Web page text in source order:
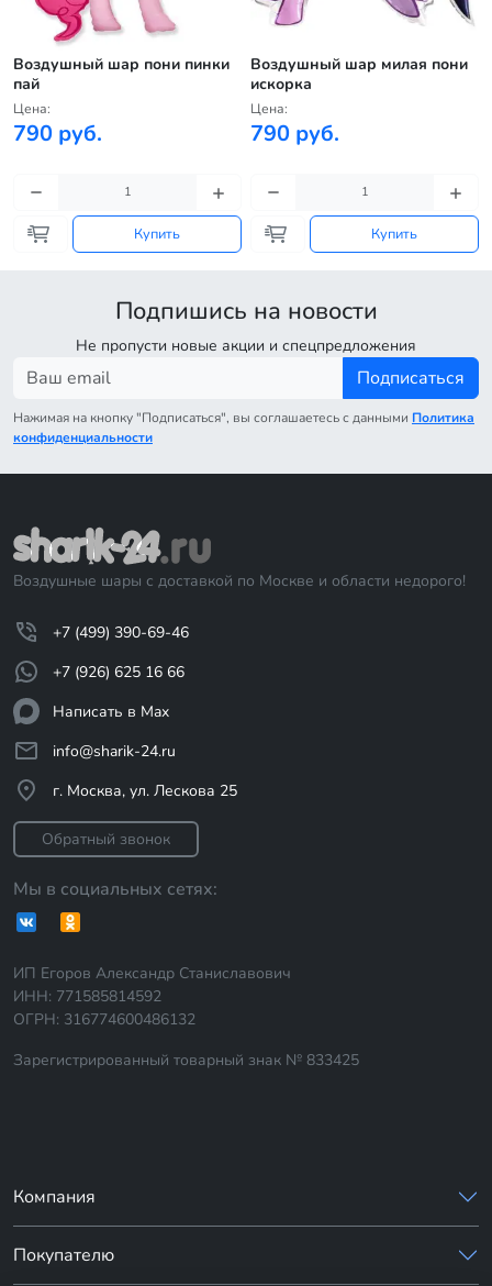
Воздушный шар пони пинки
пай
Цена:
790 руб.
Купить
Воздушный шар милая пони
искорка
Цена:
790 руб.
Купить
Подпишись на новости
Не пропусти новые акции и спецпредложения
Подписаться
Нажимая на кнопку "Подписаться", вы соглашаетесь с данными Политика
конфиденциальности
Воздушные шары с доставкой по Москве и области недорого!
+7 (499) 390-69-46
+7 (926) 625 16 66
Написать в Max
info@sharik-24.ru
г. Москва, ул. Лескова 25
Обратный звонок
Мы в социальных сетях:
ИП Егоров Александр Станиславович
ИНН: 771585814592
ОГРН: 316774600486132
Зарегистрированный товарный знак № 833425
Компания
Покупателю